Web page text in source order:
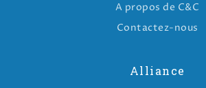
A propos de C&C
Contactez-nous
Alliance